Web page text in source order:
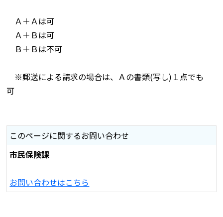
Ａ＋Ａは可
Ａ＋Ｂは可
Ｂ＋Ｂは不可
※郵送による請求の場合は、Ａの書類(写し)１点でも
可
このページに関するお問い合わせ
市民保険課
お問い合わせはこちら